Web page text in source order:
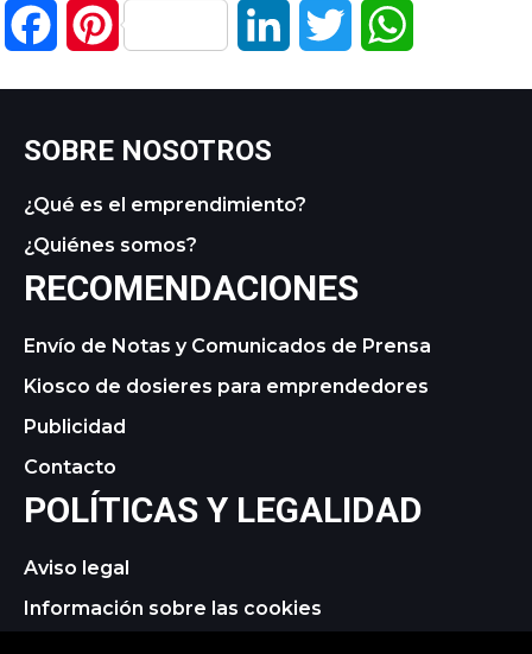
FacebookPinterest LinkedIn Twitter
SOBRE NOSOTROS
¿Qué es el emprendimiento?
¿Quiénes somos?
RECOMENDACIONES
Envío de Notas y Comunicados de Prensa
Kiosco de dosieres para emprendedores
Publicidad
Contacto
POLÍTICAS Y LEGALIDAD
Aviso legal
Información sobre las cookies